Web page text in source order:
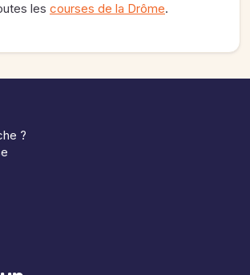
les courses de la Drôme.
?